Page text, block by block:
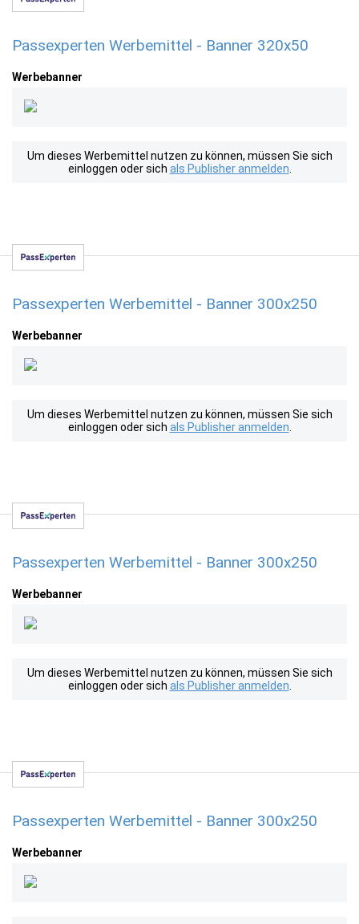
Passexperten Werbemittel - Banner 320x50
Werbebanner
Um dieses Werbemittel nutzen zu können, müssen Sie sich
einloggen oder sich als Publisher anmelden
Passexperten Werbemittel - Banner 300x250
Werbebanner
Um dieses Werbemittel nutzen zu können, müssen Sie sich
einloggen oder sich als Publisher anmelden
Passexperten Werbemittel - Banner 300x250
Werbebanner
Um dieses Werbemittel nutzen zu können, müssen Sie sich
einloggen oder sich als Publisher anmelden
Passexperten Werbemittel - Banner 300x250
Werbebanner